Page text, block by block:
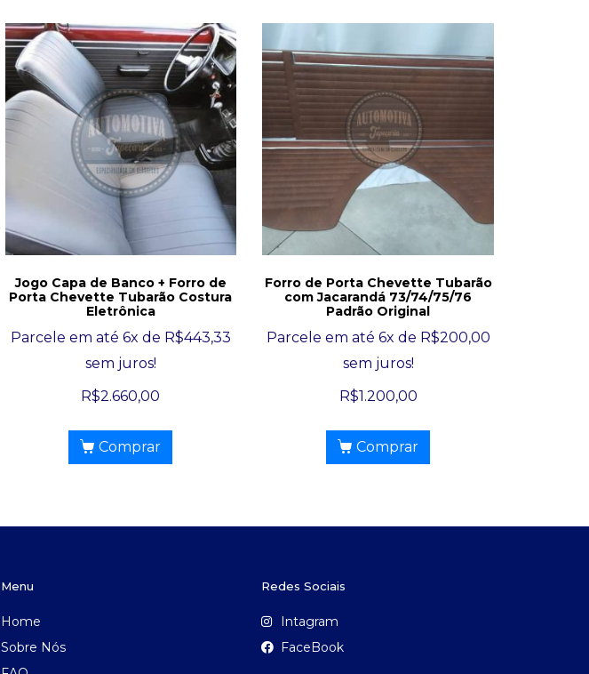
Jogo Capa de Banco + Forro de
Porta Chevette Tubarão Costura
Eletrônica
Parcele em até 6x de R$443,33
sem juros!
R$2.660,00
Comprar
Forro de Porta Chevette Tubarão
com Jacarandá 73/74/75/76
Padrão Original
Parcele em até 6x de R$200,00
sem juros!
R$1.200,00
Comprar
Menu
Home
Sobre Nós
Redes Sociais
Intagram
FaceBook